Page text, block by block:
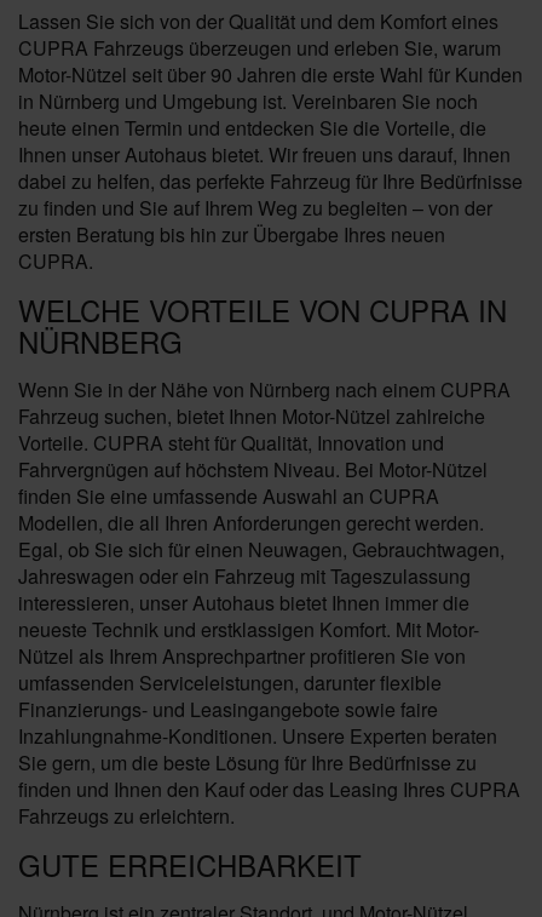
Lassen Sie sich von der Qualität und dem Komfort eines
CUPRA Fahrzeugs überzeugen und erleben Sie, warum
Motor-Nützel seit über 90 Jahren die erste Wahl für Kunden
in Nürnberg und Umgebung ist. Vereinbaren Sie noch
heute einen Termin und entdecken Sie die Vorteile, die
Ihnen unser Autohaus bietet. Wir freuen uns darauf, Ihnen
dabei zu helfen, das perfekte Fahrzeug für Ihre Bedürfnisse
zu finden und Sie auf Ihrem Weg zu begleiten – von der
ersten Beratung bis hin zur Übergabe Ihres neuen
CUPRA.
WELCHE VORTEILE VON CUPRA IN
NÜRNBERG
Wenn Sie in der Nähe von Nürnberg nach einem CUPRA
Fahrzeug suchen, bietet Ihnen Motor-Nützel zahlreiche
Vorteile. CUPRA steht für Qualität, Innovation und
Fahrvergnügen auf höchstem Niveau. Bei Motor-Nützel
finden Sie eine umfassende Auswahl an CUPRA
Modellen, die all Ihren Anforderungen gerecht werden.
Egal, ob Sie sich für einen Neuwagen, Gebrauchtwagen,
Jahreswagen oder ein Fahrzeug mit Tageszulassung
interessieren, unser Autohaus bietet Ihnen immer die
neueste Technik und erstklassigen Komfort. Mit Motor-
Nützel als Ihrem Ansprechpartner profitieren Sie von
umfassenden Serviceleistungen, darunter flexible
Finanzierungs- und Leasingangebote sowie faire
Inzahlungnahme-Konditionen. Unsere Experten beraten
Sie gern, um die beste Lösung für Ihre Bedürfnisse zu
finden und Ihnen den Kauf oder das Leasing Ihres CUPRA
Fahrzeugs zu erleichtern.
GUTE ERREICHBARKEIT